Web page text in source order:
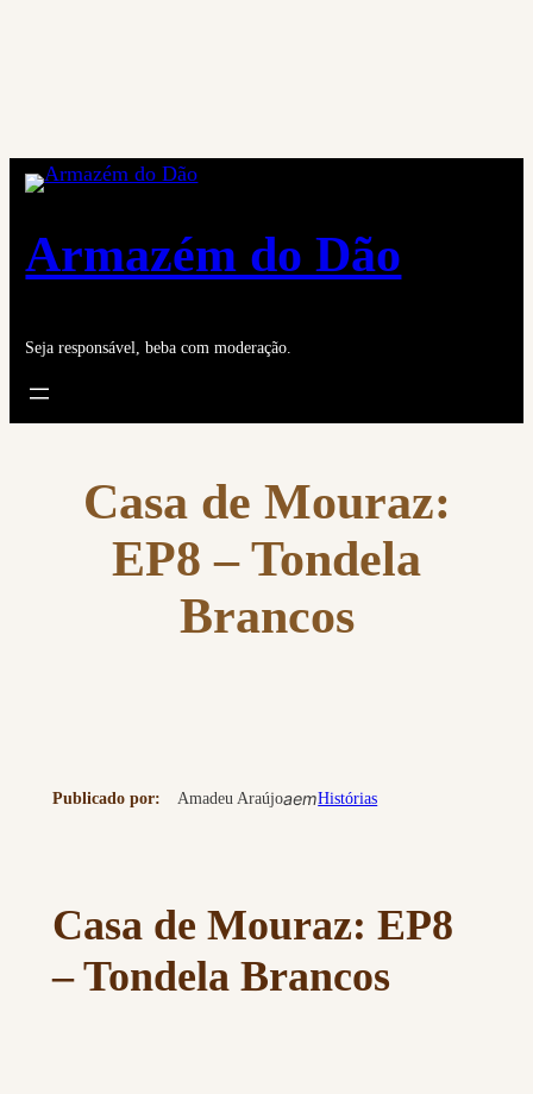
Armazém do Dão
Seja responsável, beba com moderação.
Casa de Mouraz:
EP8 – Tondela
Brancos
Publicado por: Amadeu AraújoaemHistórias
Casa de Mouraz: EP8
– Tondela Brancos